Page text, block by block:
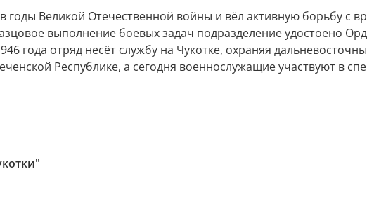
Великой Отечественной войны и вёл активную борьбу с
выполнение боевых задач подразделение удостоено
года отряд несёт службу на Чукотке, охраняя
Республике, а сегодня военнослужащие участвуют в